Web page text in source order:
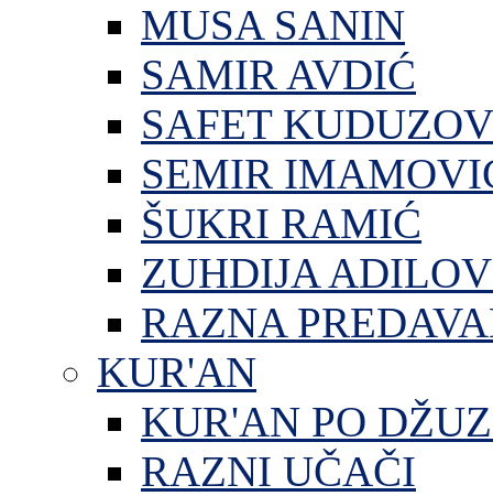
MUSA SANIN
SAMIR AVDIĆ
SAFET
SEMIR
ŠUKRI RAMIĆ
ZUHDIJA
RAZNA
KUR'AN
KUR'AN PO
RAZNI UČAČI